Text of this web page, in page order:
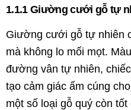
1.1.1 Giường cưới gỗ tự
Giường cưới gỗ tự nhiên
mà không lo mối mọt.
đường vân tự nhiên,
tạo cảm giác ấm cúng
một số loại gỗ quý còn